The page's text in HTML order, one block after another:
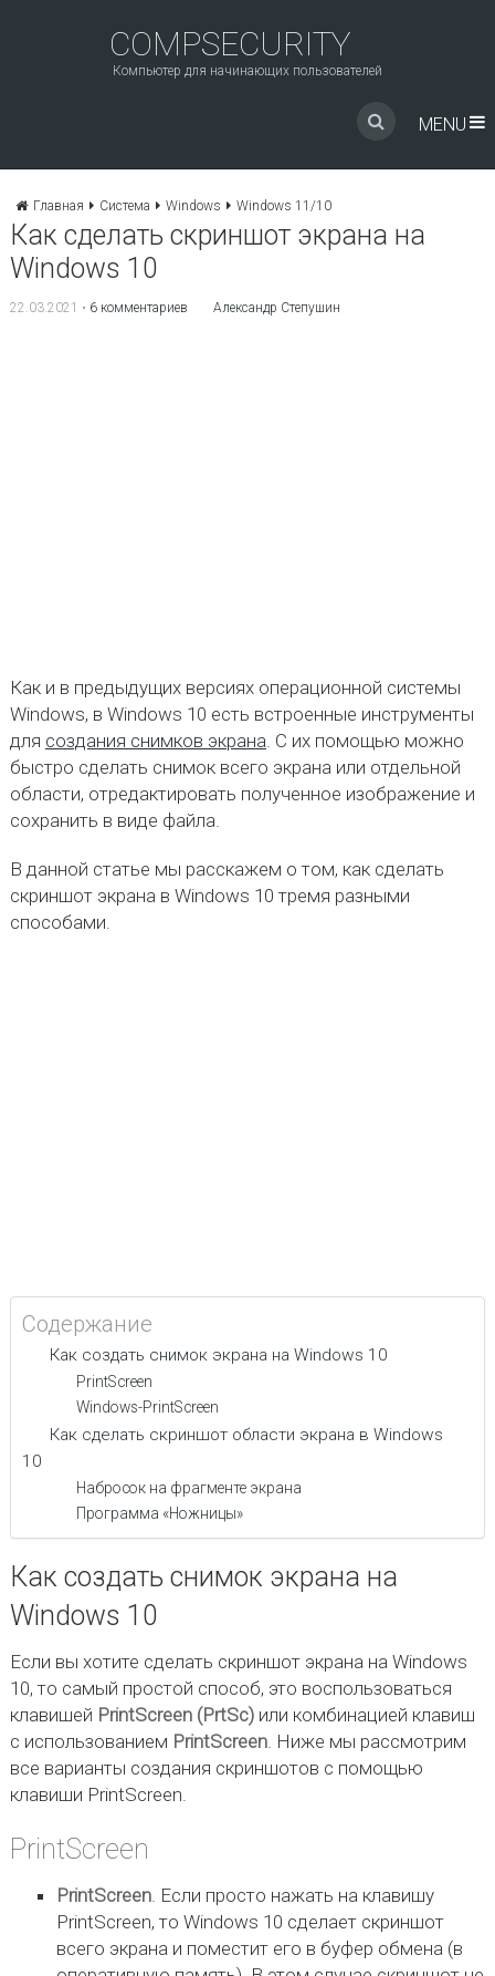
COMPSECURITY
Компьютер для начинающих пользователей
MENU
Главная Система Windows Windows 11/10
Как сделать скриншот экрана на
Windows 10
22.03.2021 • 6 комментариев Александр Степушин
Как и в предыдущих версиях операционной системы
Windows, в Windows 10 есть встроенные инструменты
для создания снимков экрана. С их помощью можно
быстро сделать снимок всего экрана или отдельной
области, отредактировать полученное изображение и
сохранить в виде файла.
В данной статье мы расскажем о том, как сделать
скриншот экрана в Windows 10 тремя разными
способами.
Содержание
Как создать снимок экрана на Windows 10
PrintScreen
Windows-PrintScreen
Как сделать скриншот области экрана в Windows
10
Набросок на фрагменте экрана
Программа «Ножницы»
Как создать снимок экрана на
Windows 10
Если вы хотите сделать скриншот экрана на Windows
10, то самый простой способ, это воспользоваться
клавишей PrintScreen (PrtSc)или комбинацией клавиш
с использованием PrintScreen. Ниже мы рассмотрим
все варианты создания скриншотов с помощью
клавиши PrintScreen.
PrintScreen
PrintScreen. Если просто нажать на клавишу
PrintScreen, то Windows 10 сделает скриншот
всего экрана и поместит его в буфер обмена (в